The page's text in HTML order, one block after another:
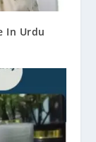
In Urdu